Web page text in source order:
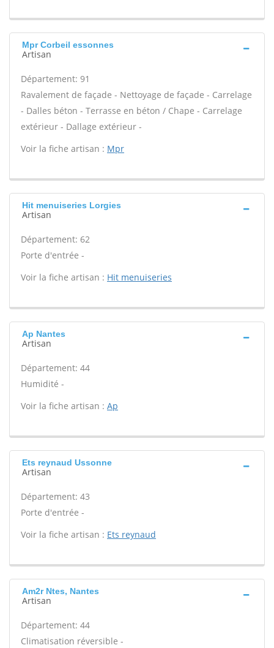
Mpr Corbeil essonnes
Artisan
Département: 91
Ravalement de façade - Nettoyage de façade - Carrelage
- Dalles béton - Terrasse en béton / Chape - Carrelage
extérieur - Dallage extérieur -
Voir la fiche artisan : Mpr
Hit menuiseries Lorgies
Artisan
Département: 62
Porte d'entrée -
Voir la fiche artisan : Hit menuiseries
Ap Nantes
Artisan
Département: 44
Humidité -
Voir la fiche artisan : Ap
Ets reynaud Ussonne
Artisan
Département: 43
Porte d'entrée -
Voir la fiche artisan : Ets reynaud
Am2r Ntes, Nantes
Artisan
Département: 44
Climatisation réversible -